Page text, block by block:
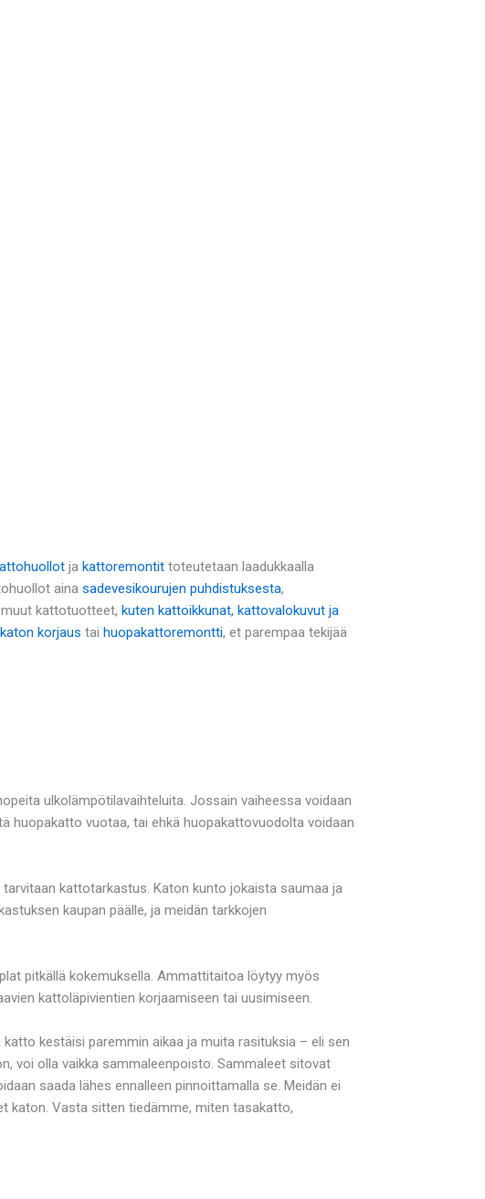
ja kattoremontit toteutetaan laadukkaalla
aina sadevesikourujen puhdistuksesta,
kattotuotteet, kuten kattoikkunat, kattovalokuvut ja
korjaus tai huopakattoremontti, et parempaa tekijää
ulkolämpötilavaihteluita. Jossain vaiheessa voidaan
huopakatto vuotaa, tai ehkä huopakattovuodolta voidaan
kattotarkastus. Katon kunto jokaista saumaa ja
kaupan päälle, ja meidän tarkkojen
pitkällä kokemuksella. Ammattitaitoa löytyy myös
kattoläpivientien korjaamiseen tai uusimiseen.
kestäisi paremmin aikaa ja muita rasituksia – eli sen
voi olla vaikka sammaleenpoisto. Sammaleet sitovat
saada lähes ennalleen pinnoittamalla se. Meidän ei
katon. Vasta sitten tiedämme, miten tasakatto,